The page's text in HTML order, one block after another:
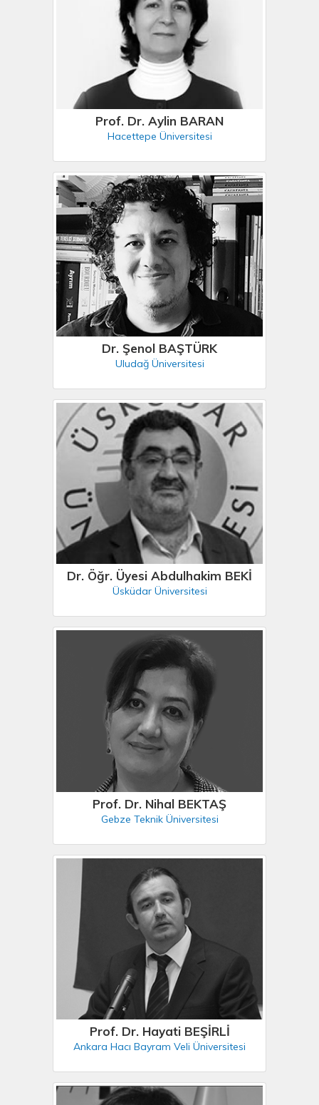
Prof. Dr. Aylin BARAN
Hacettepe Üniversitesi
Dr. Şenol BAŞTÜRK
Uludağ Üniversitesi
Dr. Öğr. Üyesi Abdulhakim BEKİ
Üsküdar Üniversitesi
Prof. Dr. Nihal BEKTAŞ
Gebze Teknik Üniversitesi
Prof. Dr. Hayati BEŞİRLİ
Ankara Hacı Bayram Veli Üniversitesi